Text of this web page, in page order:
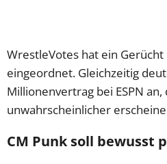
WrestleVotes hat ein
eingeordnet. Gleichzeitig
Millionenvertrag bei ESPN
unwahrscheinlicher
CM Punk soll bewusst